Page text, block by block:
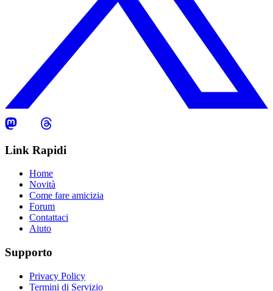
Link Rapidi
Home
Novità
Come fare amicizia
Forum
Contattaci
Aiuto
Supporto
Privacy Policy
Termini di Servizio